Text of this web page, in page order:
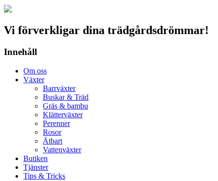
Vi förverkligar dina trädgårdsdrömmar!
Innehåll
Om oss
Växter
Barrväxter
Buskar & Träd
Gräs & bambu
Klätterväxter
Perenner
Rosor
Ätbart
Vattenväxter
Butiken
Tjänster
Tips & Tricks